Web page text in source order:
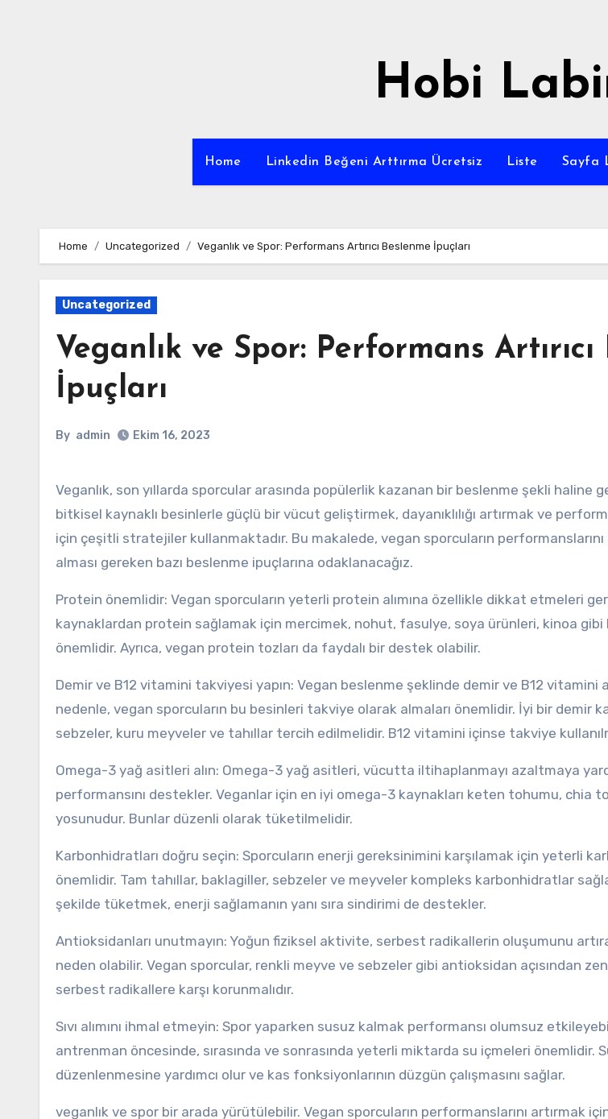
Hobi
Home Linkedin Beğeni Arttırma Ücretsiz Liste Sayfa
Home Uncategorized Veganlık ve Spor: Performans Artırıcı Beslenme İpuçları
Uncategorized
Veganlık ve Spor: Performans Artırıcı
İpuçları
By admin Ekim 16, 2023
Veganlık, son yıllarda sporcular arasında popülerlik kazanan bir beslenme şekli haline gelmiştir. Vegan sporcular,
bitkisel kaynaklı besinlerle güçlü bir vücut geliştirmek, dayanıklılığı artırmak ve
için çeşitli stratejiler kullanmaktadır. Bu makalede, vegan sporcuların
alması gereken bazı beslenme ipuçlarına odaklanacağız.
Protein önemlidir: Vegan sporcuların yeterli protein alımına özellikle dikkat etmeleri
kaynaklardan protein sağlamak için mercimek, nohut, fasulye, soya ürünleri, kinoa
önemlidir. Ayrıca, vegan protein tozları da faydalı bir destek olabilir.
Demir ve B12 vitamini takviyesi yapın: Vegan beslenme şeklinde demir ve B12 vitamini
nedenle, vegan sporcuların bu besinleri takviye olarak almaları önemlidir. İyi bir demir
sebzeler, kuru meyveler ve tahıllar tercih edilmelidir. B12 vitamini içinse takviye
Omega-3 yağ asitleri alın: Omega-3 yağ asitleri, vücutta iltihaplanmayı azaltmaya
performansını destekler. Veganlar için en iyi omega-3 kaynakları keten tohumu, chia
yosunudur. Bunlar düzenli olarak tüketilmelidir.
Karbonhidratları doğru seçin: Sporcuların enerji gereksinimini karşılamak için yeterli
önemlidir. Tam tahıllar, baklagiller, sebzeler ve meyveler kompleks karbonhidratlar
şekilde tüketmek, enerji sağlamanın yanı sıra sindirimi de destekler.
Antioksidanları unutmayın: Yoğun fiziksel aktivite, serbest radikallerin oluşumunu
neden olabilir. Vegan sporcular, renkli meyve ve sebzeler gibi antioksidan açısından
serbest radikallere karşı korunmalıdır.
Sıvı alımını ihmal etmeyin: Spor yaparken susuz kalmak performansı olumsuz
antrenman öncesinde, sırasında ve sonrasında yeterli miktarda su içmeleri önemlidir.
düzenlenmesine yardımcı olur ve kas fonksiyonlarının düzgün çalışmasını sağlar.
veganlık ve spor bir arada yürütülebilir. Vegan sporcuların performanslarını artırmak